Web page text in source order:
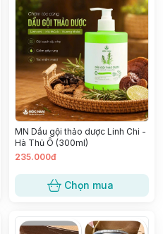
MN Dầu gội thảo dược Linh Chi -
Hà Thủ Ô (300ml)
235.000đ
Chọn mua